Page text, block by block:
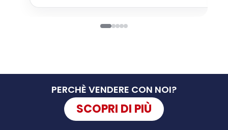
PERCHÈ VENDERE CON NOI?
SCOPRI DI PIÙ